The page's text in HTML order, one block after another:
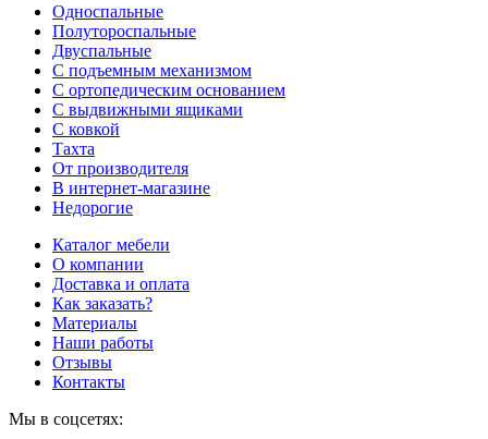
Односпальные
Полутороспальные
Двуспальные
С подъемным механизмом
С ортопедическим основанием
С выдвижными ящиками
С ковкой
Тахта
От производителя
В интернет-магазине
Недорогие
Каталог мебели
О компании
Доставка и оплата
Как заказать?
Материалы
Наши работы
Отзывы
Контакты
Мы в соцсетях: